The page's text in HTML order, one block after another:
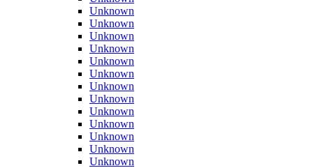
Unknown
Unknown
Unknown
Unknown
Unknown
Unknown
Unknown
Unknown
Unknown
Unknown
Unknown
Unknown
Unknown